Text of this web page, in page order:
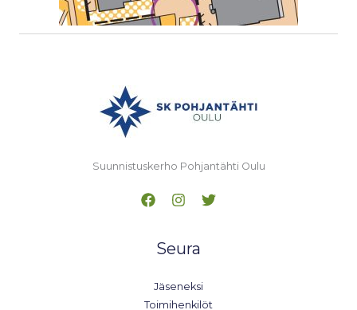
Suunnistuskerho Pohjantähti Oulu
Seura
Jäseneksi
Toimihenkilöt